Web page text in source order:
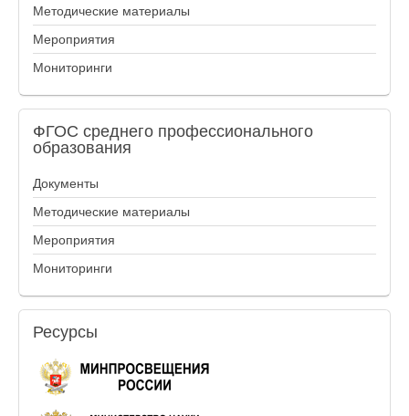
Методические материалы
Мероприятия
Мониторинги
ФГОС среднего профессионального
образования
Документы
Методические материалы
Мероприятия
Мониторинги
Ресурсы